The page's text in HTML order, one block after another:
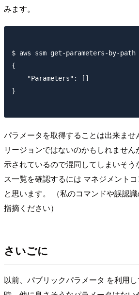
みます。
$ aws ssm get-parameters-by-
{
    "Parameters": []
}
パラメータを取得することは出来ませ
リージョンではないのかもしれませ
示されているので混同してしまいそ
ス一覧を確認するには マネジメント
と思います。 （私のコマンドや誤認
指摘ください）
さいごに
以前、パブリックパラメータ を利用